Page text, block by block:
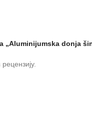
„Aluminijumska donja